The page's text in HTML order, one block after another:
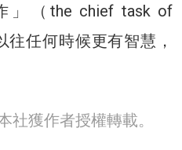
（the chief task of
任何時候更有智慧，
社獲作者授權轉載。